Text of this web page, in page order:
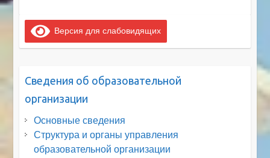
Версия для слабовидящих
Сведения об образовательной
организации
Основные сведения
Структура и органы управления
образовательной организации